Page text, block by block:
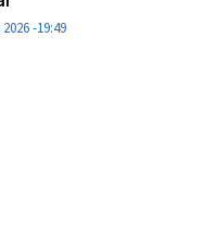
-19:49